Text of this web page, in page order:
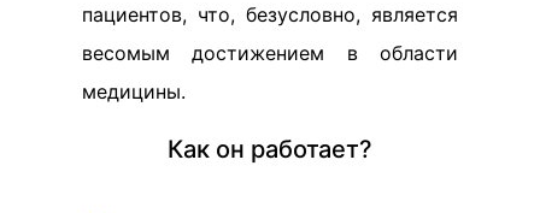
пациентов, что, безусловно, является
весомым достижением в области
медицины.
Как он работает?